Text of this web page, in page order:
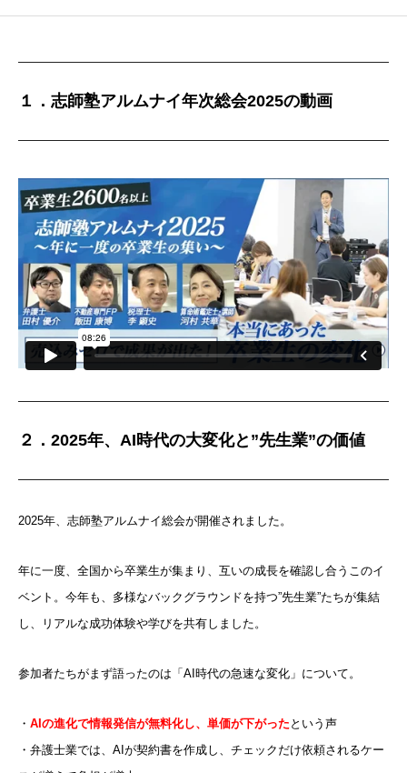
１．志師塾アルムナイ年次総会2025の動画
２．2025年、AI時代の大変化と”先生業”の価値
2025年、志師塾アルムナイ総会が開催されました。
年に一度、全国から卒業生が集まり、互いの成長を確認し合うこのイ
ベント。今年も、多様なバックグラウンドを持つ”先生業”たちが集結
し、リアルな成功体験や学びを共有しました。
参加者たちがまず語ったのは「AI時代の急速な変化」について。
・ AIの進化で情報発信が無料化し、単価が下がった という声
・弁護士業では、AIが契約書を作成し、チェックだけ依頼されるケー